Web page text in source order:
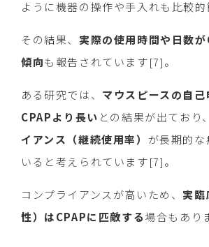
ように機器の操作や手入れも比較的
その結果、 実際の使用時間や日数
傾向も報告されています[7]。
ある研究では、 マウスピースの自
CPAPより長い との結果が出ており、
イアンス（継続使用率） が長期的
いると考えられています[7]。
コンプライアンスが高いため、 実臨
性）はCPAPに匹敵する場合もあり